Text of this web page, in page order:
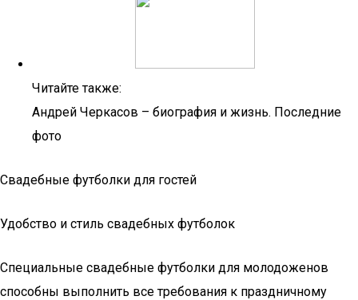
Читайте также:
Андрей Черкасов – биография и жизнь. Последние
фото
Свадебные футболки для гостей
Удобство и стиль свадебных футболок
Специальные свадебные футболки для молодоженов
способны выполнить все требования к праздничному